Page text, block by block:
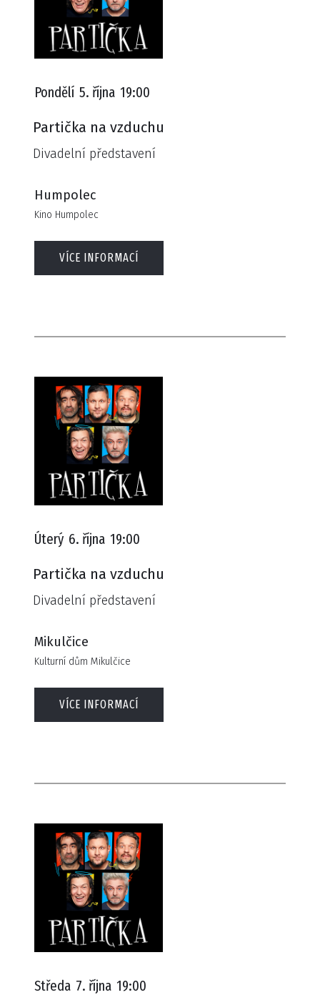
Pondělí 5. října 19:00
Partička na vzduchu
Divadelní představení
Humpolec
Kino Humpolec
VÍCE INFORMACÍ
Úterý 6. října 19:00
Partička na vzduchu
Divadelní představení
Mikulčice
Kulturní dům Mikulčice
VÍCE INFORMACÍ
Středa 7. října 19:00